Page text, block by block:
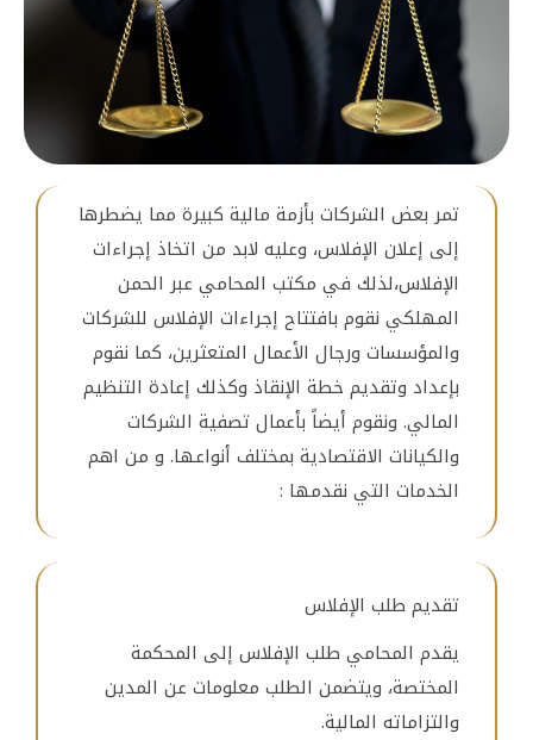
تمر بعض الشركات بأزمة مالية كبيرة مما يضطرها
إلى إعلان الإفلاس، وعليه لابد من اتخاذ إجراءات
الإفلاس،لذلك في مكتب المحامي عبر الحمن
المهلكي نقوم بافتتاح إجراءات الإفلاس للشركات
والمؤسسات ورجال الأعمال المتعثرين، كما نقوم
بإعداد وتقديم خطة الإنقاذ وكذلك إعادة التنظيم
المالي. ونقوم أيضاً بأعمال تصفية الشركات
والكيانات الاقتصادية بمختلف أنواعها. و من اهم
الخدمات التي نقدمها :
تقديم طلب الإفلاس
يقدم المحامي طلب الإفلاس إلى المحكمة
المختصة، ويتضمن الطلب معلومات عن المدين
والتزاماته المالية.